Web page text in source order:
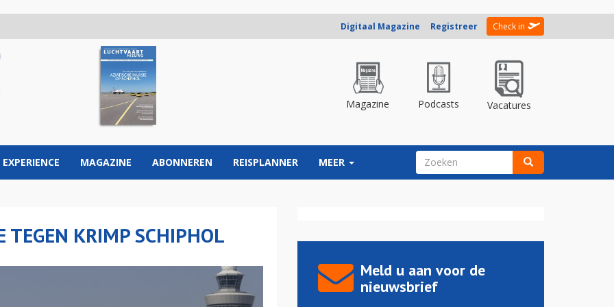
Digitaal Magazine Registreer Check in
Magazine Podcasts Vacatures
EXPERIENCE MAGAZINE ABONNEREN REISPLANNER MEER ZOEKVELD
TEGEN KRIMP SCHIPHOL
Meld u aan voor de
nieuwsbrief